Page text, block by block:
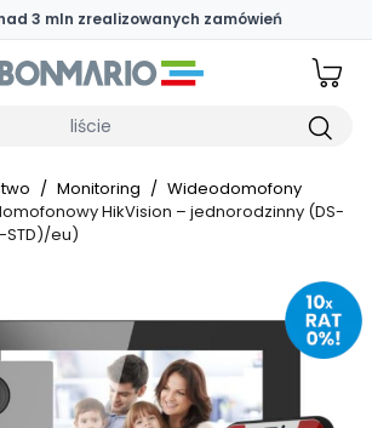
strony
3 mln zrealizowanych zamówień
/ Monitoring / Wideodomofony
HikVision – jednorodzinny (DS-
STD)/eu)